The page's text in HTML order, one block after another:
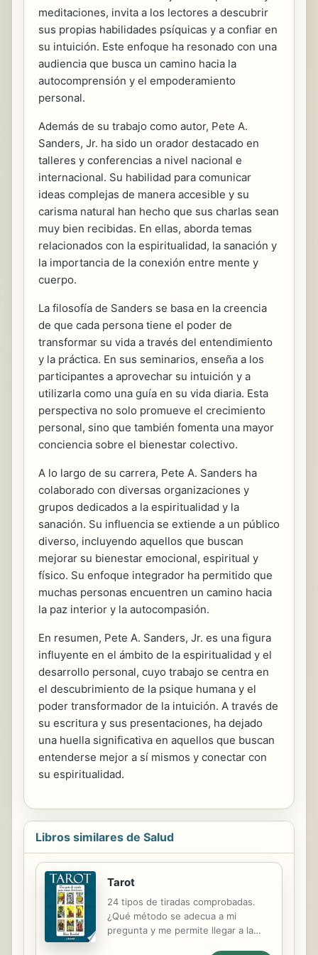
meditaciones, invita a los lectores a descubrir
sus propias habilidades psíquicas y a confiar en
su intuición. Este enfoque ha resonado con una
audiencia que busca un camino hacia la
autocomprensión y el empoderamiento
personal.
Además de su trabajo como autor, Pete A.
Sanders, Jr. ha sido un orador destacado en
talleres y conferencias a nivel nacional e
internacional. Su habilidad para comunicar
ideas complejas de manera accesible y su
carisma natural han hecho que sus charlas sean
muy bien recibidas. En ellas, aborda temas
relacionados con la espiritualidad, la sanación y
la importancia de la conexión entre mente y
cuerpo.
La filosofía de Sanders se basa en la creencia
de que cada persona tiene el poder de
transformar su vida a través del entendimiento
y la práctica. En sus seminarios, enseña a los
participantes a aprovechar su intuición y a
utilizarla como una guía en su vida diaria. Esta
perspectiva no solo promueve el crecimiento
personal, sino que también fomenta una mayor
conciencia sobre el bienestar colectivo.
A lo largo de su carrera, Pete A. Sanders ha
colaborado con diversas organizaciones y
grupos dedicados a la espiritualidad y la
sanación. Su influencia se extiende a un público
diverso, incluyendo aquellos que buscan
mejorar su bienestar emocional, espiritual y
físico. Su enfoque integrador ha permitido que
muchas personas encuentren un camino hacia
la paz interior y la autocompasión.
En resumen, Pete A. Sanders, Jr. es una figura
influyente en el ámbito de la espiritualidad y el
desarrollo personal, cuyo trabajo se centra en
el descubrimiento de la psique humana y el
poder transformador de la intuición. A través de
su escritura y sus presentaciones, ha dejado
una huella significativa en aquellos que buscan
entenderse mejor a sí mismos y conectar con
su espiritualidad.
Libros similares de Salud
Tarot
24 tipos de tiradas comprobadas.
¿Qué método se adecua a mi
pregunta y me permite llegar a la